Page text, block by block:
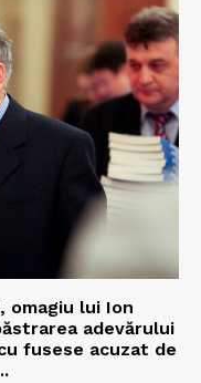
omagiu lui Ion
adevărului
fusese acuzat de